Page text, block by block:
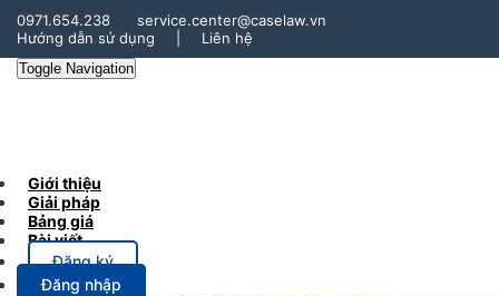
0971.654.238
service.center@caselaw.vn
Hướng dẫn sử dụng
Liên hệ
Toggle Navigation
Giới thiệu
Giải pháp
Bảng giá
Bài viết
Đăng ký
Đăng nhập